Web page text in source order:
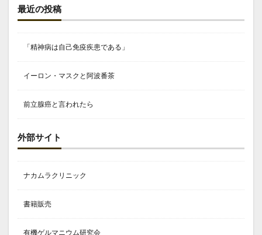
最近の投稿
「精神病は自己免疫疾患である」
イーロン・マスクと阿波番茶
前立腺癌と言われたら
外部サイト
ナカムラクリニック
書籍販売
有機ゲルマニウム研究会